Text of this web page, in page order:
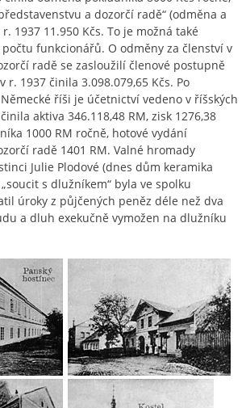
a dozorčí radě“ (odměna a
1937 11.950 Kčs. To je možná také
funkcionářů. O odměny za členství v
radě se zasloužilí členové postupně
r. 1937 činila 3.098.079,65 Kčs. Po
říši je účetnictví vedeno v říšských
aktiva 346.118,48 RM, zisk 1276,38
1000 RM ročně, hotové vydání
radě 1401 RM. Valné hromady
Julie Plodové (dnes dům keramika
s dlužníkem“ byla ve spolku
úroky z půjčených peněz déle než dva
a dluh exekučně vymožen na dlužníku